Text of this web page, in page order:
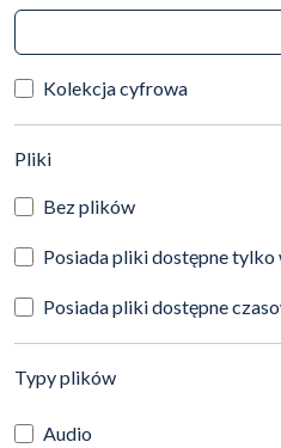
Kolekcja cyfrowa
Pliki(automatyczne
Bez plików
Posiada pliki dostępne tylko
Posiada pliki dostępne
Typy plików(automatyczne
Audio